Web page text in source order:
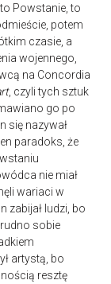
Powstanie, to
potem
czasie, a
wojennego,
na Concordia
, czyli tych sztuk
go po
się nazywał
paradoks, że
nie miał
wariaci w
zabijał ludzi, bo
sobie
artystą, bo
resztę